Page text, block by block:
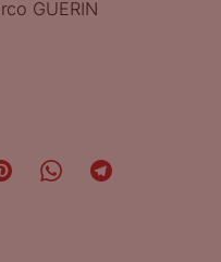
GUERIN